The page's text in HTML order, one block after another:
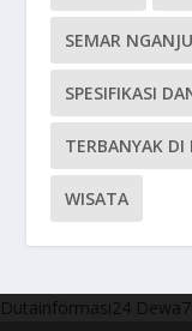
SEMAR
SPESIFIKASI
TERBANYAK DI
WISATA
Dutainformasi24